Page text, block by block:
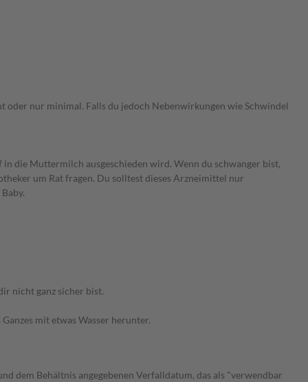
nur minimal. Falls du jedoch Nebenwirkungen wie Schwindel
die Muttermilch ausgeschieden wird. Wenn du schwanger bist,
um Rat fragen. Du solltest dieses Arzneimittel nur
nicht ganz sicher bist.
mit etwas Wasser herunter.
dem Behältnis angegebenen Verfalldatum, das als "verwendbar